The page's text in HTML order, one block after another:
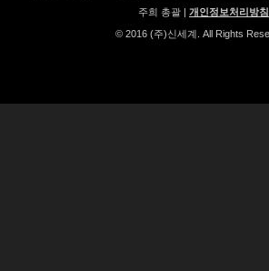
주희 총괄 | 개인정보처리방침